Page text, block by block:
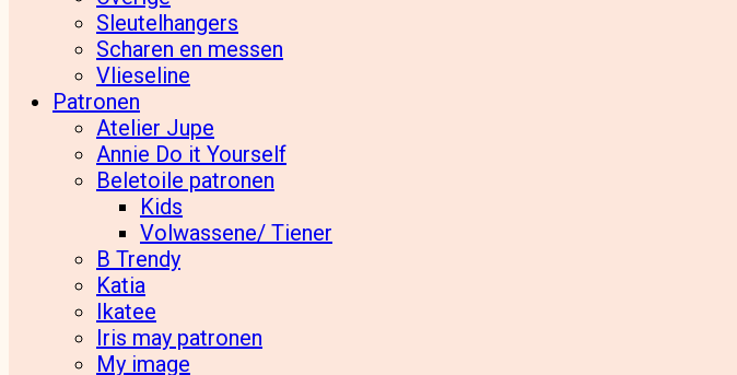
Sleutelhangers
Scharen en messen
Vlieseline
Patronen
Atelier Jupe
Annie Do it Yourself
Beletoile patronen
Kids
Volwassene/ Tiener
B Trendy
Katia
Ikatee
Iris may patronen
My image